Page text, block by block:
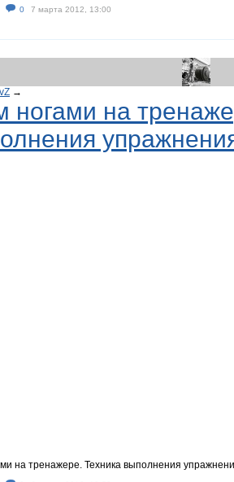
0 7 марта 2012, 13:00
→
на
на тренажере. Техника выполнения